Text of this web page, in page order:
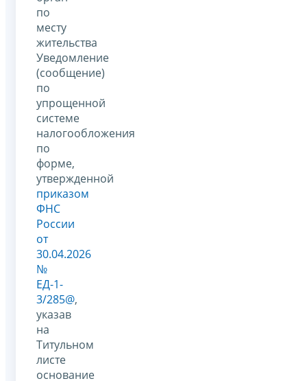
по
месту
жительства
Уведомление
(сообщение)
по
упрощенной
системе
налогообложения
по
форме,
утвержденной
приказом
ФНС
России
от
30.04.2026
№
ЕД-1-
3/285@,
указав
на
Титульном
листе
основание